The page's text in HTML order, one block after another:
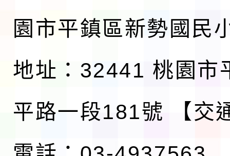
園市平鎮區新勢國民
地址：32441 桃園市
平路一段181號
【交